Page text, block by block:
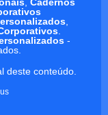
, Cadernos
,
.
-
deste conteúdo.